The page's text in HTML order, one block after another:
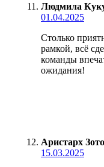
Людмила
01.04.2025
Столько
рамкой, всё
команды
ожидания!
Аристарх
15.03.2025